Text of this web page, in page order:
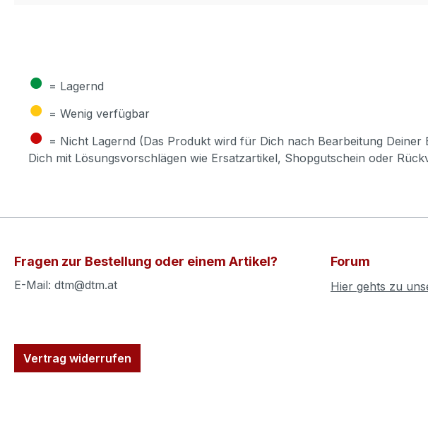
● = Lagernd
● = Wenig verfügbar
● = Nicht Lagernd (Das Produkt wird für Dich nach Bearbeitung
Dich mit Lösungsvorschlägen wie Ersatzartikel, Shopgutschein oder
Fragen zur Bestellung oder einem Artikel?
E-Mail: dtm@dtm.at
Vertrag widerrufen
Forum
Hier gehts zu